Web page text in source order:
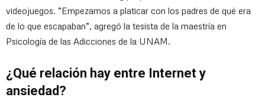
videojuegos. “Empezamos a platicar con los padres de qué era
de lo que escapaban”, agregó la tesista de la maestría en
Psicología de las Adicciones de la UNAM.
¿Qué relación hay entre Internet y
ansiedad?